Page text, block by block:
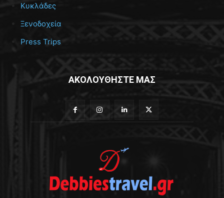
Κυκλάδες
Ξενοδοχεία
Press Trips
ΑΚΟΛΟΥΘΗΣΤΕ ΜΑΣ